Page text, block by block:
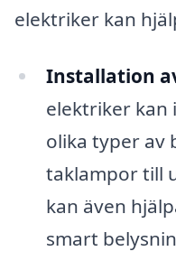
elektriker kan
Installation
elektriker kan
olika typer av
taklampor till
kan även
smart